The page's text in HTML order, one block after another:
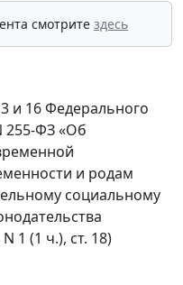
смотрите здесь
и 16 Федерального
255-ФЗ «Об
и родам
социальному
1 (1 ч.), ст. 18)